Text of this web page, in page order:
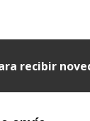
recibir